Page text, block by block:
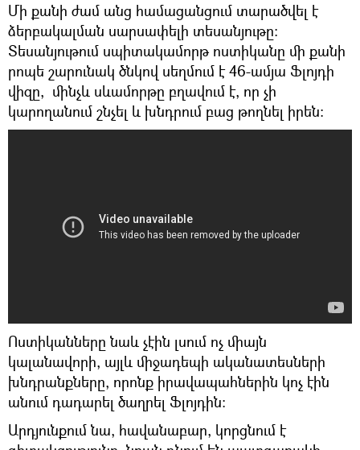
Մի քանի ժամ անց համացանցում տարածվել է
ձերբակալման սարսափելի տեսանյութը։
Տեսանյութում սպիտակամորթ ոստիկանը մի քանի
րոպե շարունակ ծնկով սեղմում է 46-ամյա Ֆլոյդի
վիզը, մինչև սևամորթը բղավում է, որ չի
կարողանում շնչել և խնդրում բաց թողնել իրեն։
Ոստիկանները նաև չէին լսում ոչ միայն
կալանավորի, այլև միջադեպի ականատեսների
խնդրանքները, որոնք իրավապահներին կոչ էին
անում դադարել ծաղրել Ֆլոյդին։
Արդյունքում նա, հավանաբար, կորցնում է